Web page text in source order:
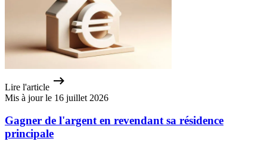
Lire l'article
Mis à jour le 16 juillet 2026
Gagner de l'argent en revendant sa résidence
principale